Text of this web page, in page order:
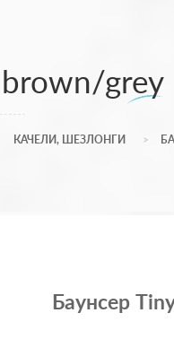
grey
КАЧЕЛИ, ШЕЗЛОНГИ
Баунсер